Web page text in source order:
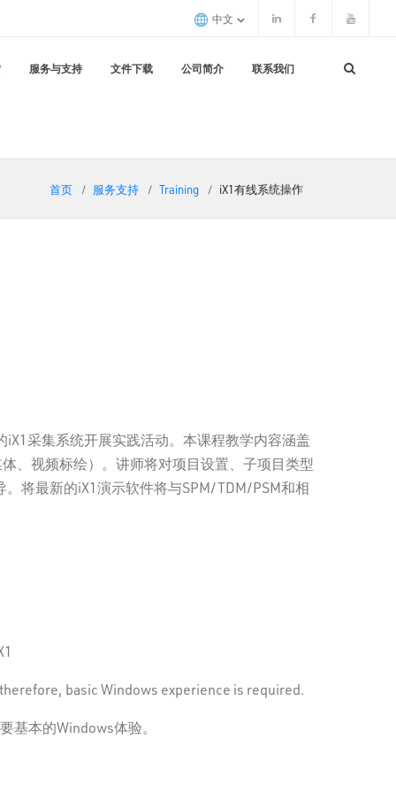
中文
服务与支持 文件下载 公司简介 联系我们
首页 服务支持 Training iX1有线系统操作
采集系统开展实践活动。本课程教学内容涵盖
、视频标绘）。讲师将对项目设置、子项目类型
将最新的iX1演示软件将与SPM/TDM/PSM和相
basic Windows experience is required.
基本的Windows体验。